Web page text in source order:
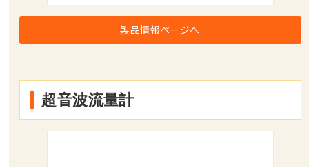
製品情報ページへ
超音波流量計